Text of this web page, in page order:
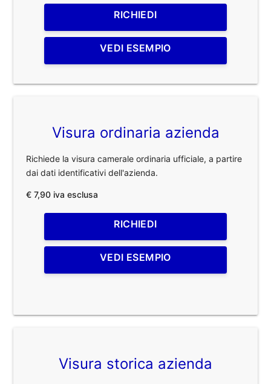
RICHIEDI
VEDI ESEMPIO
Visura ordinaria azienda
Richiede la visura camerale ordinaria ufficiale, a partire
dai dati identificativi dell'azienda.
€ 7,90 iva esclusa
RICHIEDI
VEDI ESEMPIO
Visura storica azienda